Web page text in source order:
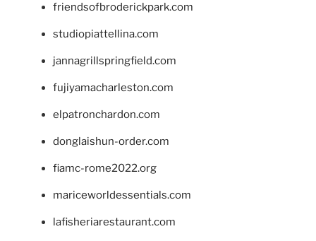
friendsofbroderickpark.com
studiopiattellina.com
jannagrillspringfield.com
fujiyamacharleston.com
elpatronchardon.com
donglaishun-order.com
fiamc-rome2022.org
mariceworldessentials.com
lafisheriarestaurant.com